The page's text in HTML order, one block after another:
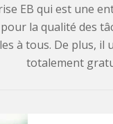
EB qui est une
la qualité des
à tous. De plus,
totalement